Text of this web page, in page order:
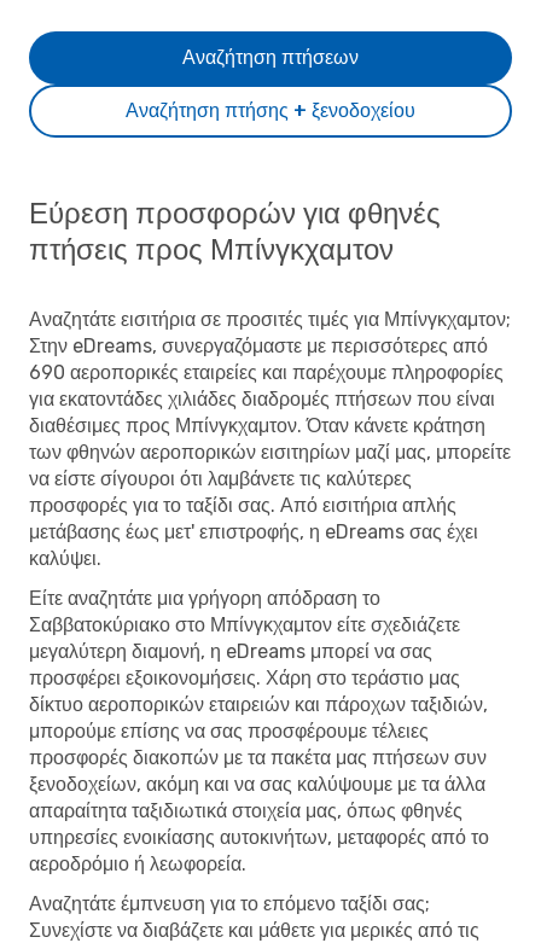
Αναζήτηση πτήσης + ξενοδοχείου
Αναζήτηση πτήσεων
Εύρεση προσφορών για φθηνές
πτήσεις προς Μπίνγκχαμτον
Αναζητάτε εισιτήρια σε προσιτές τιμές για Μπίνγκχαμτον;
Στην eDreams, συνεργαζόμαστε με περισσότερες από
690 αεροπορικές εταιρείες και παρέχουμε πληροφορίες
για εκατοντάδες χιλιάδες διαδρομές πτήσεων που είναι
διαθέσιμες προς Μπίνγκχαμτον. Όταν κάνετε κράτηση
των φθηνών αεροπορικών εισιτηρίων μαζί μας, μπορείτε
να είστε σίγουροι ότι λαμβάνετε τις καλύτερες
προσφορές για το ταξίδι σας. Από εισιτήρια απλής
μετάβασης έως μετ' επιστροφής, η eDreams σας έχει
καλύψει.
Είτε αναζητάτε μια γρήγορη απόδραση το
Σαββατοκύριακο στο Μπίνγκχαμτον είτε σχεδιάζετε
μεγαλύτερη διαμονή, η eDreams μπορεί να σας
προσφέρει εξοικονομήσεις. Χάρη στο τεράστιο μας
δίκτυο αεροπορικών εταιρειών και πάροχων ταξιδιών,
μπορούμε επίσης να σας προσφέρουμε τέλειες
προσφορές διακοπών με τα πακέτα μας πτήσεων συν
ξενοδοχείων, ακόμη και να σας καλύψουμε με τα άλλα
απαραίτητα ταξιδιωτικά στοιχεία μας, όπως φθηνές
υπηρεσίες ενοικίασης αυτοκινήτων, μεταφορές από το
αεροδρόμιο ή λεωφορεία.
Αναζητάτε έμπνευση για το επόμενο ταξίδι σας;
Συνεχίστε να διαβάζετε και μάθετε για μερικές από τις